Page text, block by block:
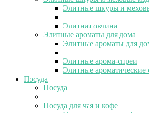
Элитные шкуры и
Элитная овчина
Элитные ароматы для дома
Элитные ароматы для
Элитные арома-спреи
Элитные ароматические
Посуда
Посуда
Посуда для чая и кофе